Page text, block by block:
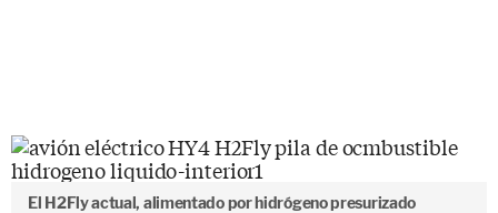
El H2Fly actual, alimentado por hidrógeno presurizado